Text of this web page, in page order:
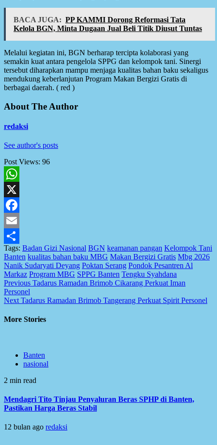
BACA JUGA: PP KAMMI Dorong Reformasi Tata
Kelola BGN, Minta Dugaan Jual Beli Titik Diusut Tuntas
Melalui kegiatan ini, BGN berharap tercipta kolaborasi yang
semakin kuat antara pengelola SPPG dan kelompok tani. Sinergi
tersebut diharapkan mampu menjaga kualitas bahan baku sekaligus
mendukung keberlanjutan Program Makan Bergizi Gratis di
berbagai daerah. ( red )
About The Author
redaksi
See author's posts
Post Views: 96
WhatsApp
X
Facebook
Email
Share
Tags: Badan Gizi Nasional BGN keamanan pangan Kelompok Tani
Banten kualitas bahan baku MBG Makan Bergizi Gratis Mbg 2026
Nanik Sudaryati Deyang Poktan Serang Pondok Pesantren Al
Markaz Program MBG SPPG Banten Tengku Syahdana
Post
navigation
Previous Tadarus Ramadan Brimob Cikarang Perkuat Iman
Personel
Next Tadarus Ramadan Brimob Tangerang Perkuat Spirit Personel
More Stories
Banten
nasional
2 min read
Mendagri Tito Tinjau Penyaluran Beras SPHP di Banten,
Pastikan Harga Beras Stabil
12 bulan ago redaksi